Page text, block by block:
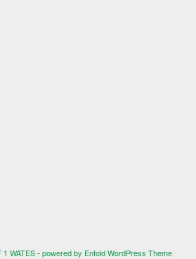
1 WATES- powered by Enfold WordPress Theme